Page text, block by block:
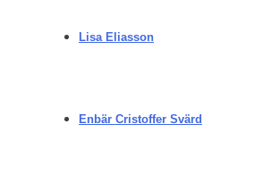
Lisa Eliasson
Enbär Cristoffer Svärd